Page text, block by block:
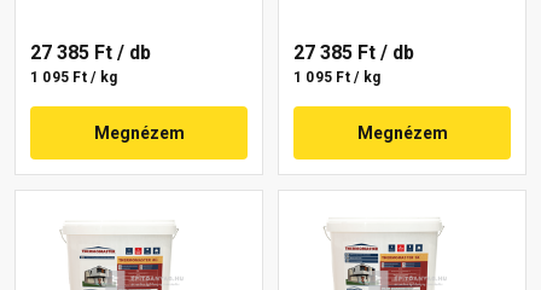
27 385 Ft / db
1 095 Ft / kg
Megnézem
27 385 Ft / db
1 095 Ft / kg
Megnézem